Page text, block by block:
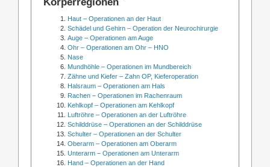
Haut – Operationen an der Haut
Schädel und Gehirn – Operation der Neurochirurgie
Auge – Operationen am Auge
Ohr – Operationen am Ohr – HNO
Nase
Mundhöhle – Operationen im Mundbereich
Zähne und Kiefer – Zahn OP, Kieferoperation
Halsraum – Operationen am Hals
Rachen – Operationen im Rachenraum
Kehlkopf – Operationen am Kehlkopf
Luftröhre – Operationen an der Luftröhre
Schilddrüse – Operationen an der Schilddrüse
Schulter – Operationen an der Schulter
Oberarm – Operationen am Oberarm
Unterarm – Operationen am Unterarm
Hand – Operationen an der Hand